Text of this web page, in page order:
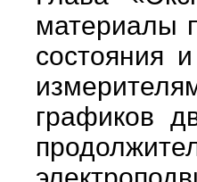
материалы
состояния
графиков